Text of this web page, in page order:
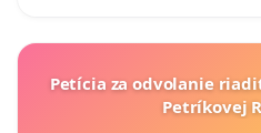
Petícia za odvolanie
Petríkovej